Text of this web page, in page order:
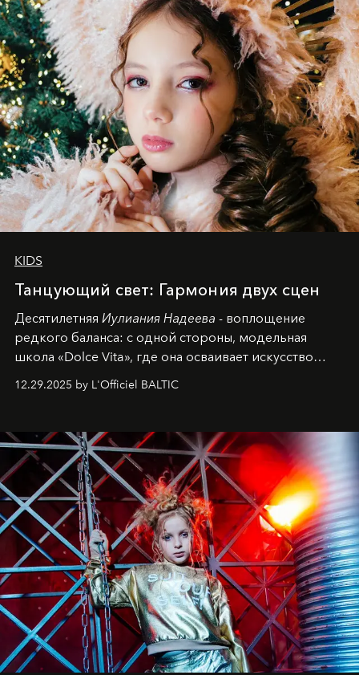
KIDS
Танцующий свет: Гармония двух сцен
Десятилетняя Иулиания Надеева - воплощение
редкого баланса: с одной стороны, модельная
школа «Dolce Vita», где она осваивает искусство
позы и образа, с другой - подготовительная
балетная студия при хореографическом училище,
танцевального пути за плечами.
12.29.2025 by L'Officiel BALTIC